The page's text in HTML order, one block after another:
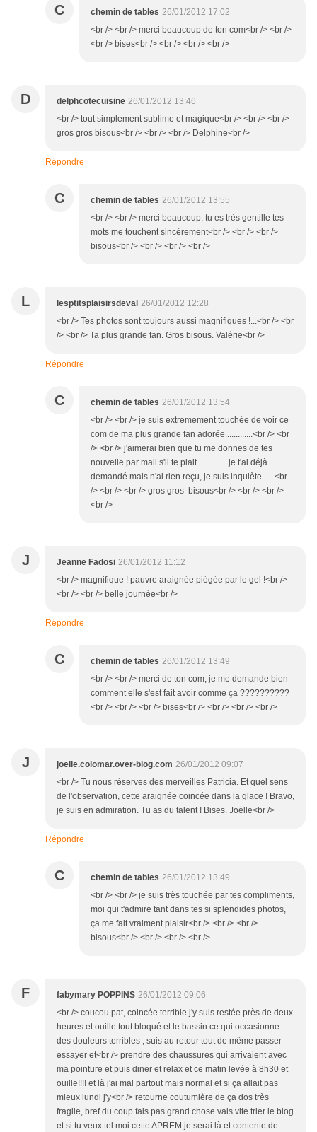
C chemin de tables 26/01/2012 17:02
<br /> <br /> merci beaucoup de ton com<br /> <br />
<br /> bises<br /> <br /> <br /> <br />
D delphcotecuisine 26/01/2012 13:46
<br /> tout simplement sublime et magique<br /> <br /> <br />
gros gros bisous<br /> <br /> <br /> Delphine<br />
Répondre
C chemin de tables 26/01/2012 13:55
<br /> <br /> merci beaucoup, tu es très gentille tes
mots me touchent sincèrement<br /> <br /> <br />
bisous<br /> <br /> <br /> <br />
L lesptitsplaisirsdeval 26/01/2012 12:28
<br /> Tes photos sont toujours aussi magnifiques !...<br /> <br
/> <br /> Ta plus grande fan. Gros bisous. Valérie<br />
Répondre
C chemin de tables 26/01/2012 13:54
<br /> <br /> je suis extremement touchée de voir ce
com de ma plus grande fan adorée.............<br /> <br
/> <br /> j'aimerai bien que tu me donnes de tes
nouvelle par mail s'il te plait...............je t'ai déjà
demandé mais n'ai rien reçu, je suis inquiète......<br
/> <br /> <br /> gros gros bisous<br /> <br /> <br />
<br />
J Jeanne Fadosi 26/01/2012 11:12
<br /> magnifique ! pauvre araignée piégée par le gel !<br />
<br /> <br /> belle journée<br />
Répondre
C chemin de tables 26/01/2012 13:49
<br /> <br /> merci de ton com, je me demande bien
comment elle s'est fait avoir comme ça ??????????
<br /> <br /> <br /> bises<br /> <br /> <br /> <br />
J joelle.colomar.over-blog.com 26/01/2012 09:07
<br /> Tu nous réserves des merveilles Patricia. Et quel sens
de l'observation, cette araignée coincée dans la glace ! Bravo,
je suis en admiration. Tu as du talent ! Bises. Joëlle<br />
Répondre
C chemin de tables 26/01/2012 13:49
<br /> <br /> je suis très touchée par tes compliments,
moi qui t'admire tant dans tes si splendides photos,
ça me fait vraiment plaisir<br /> <br /> <br />
bisous<br /> <br /> <br /> <br />
F fabymary POPPINS 26/01/2012 09:06
<br /> coucou pat, coincée terrible j'y suis restée près de deux
heures et ouille tout bloqué et le bassin ce qui occasionne
des douleurs terribles , suis au retour tout de même passer
essayer et<br /> prendre des chaussures qui arrivaient avec
ma pointure et puis diner et relax et ce matin levée à 8h30 et
ouille!!!! et là j'ai mal partout mais normal et si ça allait pas
mieux lundi j'y<br /> retourne coutumière de ça dos très
fragile, bref du coup fais pas grand chose vais vite trier le blog
et si tu veux tel moi cette APREM je serai là et contente de